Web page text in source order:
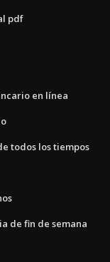
pdf
en línea
todos los tiempos
de fin de semana